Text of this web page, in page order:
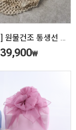
[동해형씨] 원물건조 통생선 선물세트(3팩)
39,900₩